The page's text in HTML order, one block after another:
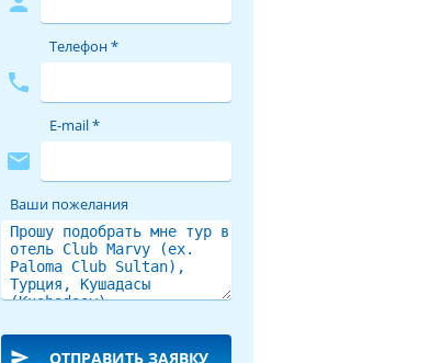
phone
Телефон *
mail
E-mail *
Ваши пожелания
send ОТПРАВИТЬ ЗАЯВКУ